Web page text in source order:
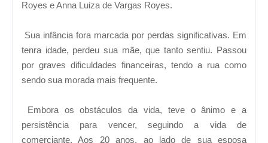
Royes e Anna Luiza de Vargas Royes.
Sua infância fora marcada por perdas significativas. Em
tenra idade, perdeu sua mãe, que tanto sentiu. Passou
por graves dificuldades financeiras, tendo a rua como
sendo sua morada mais frequente.
Embora os obstáculos da vida, teve o ânimo e a
persistência para vencer, seguindo a vida de
comerciante. Aos 20 anos, ao lado de sua esposa